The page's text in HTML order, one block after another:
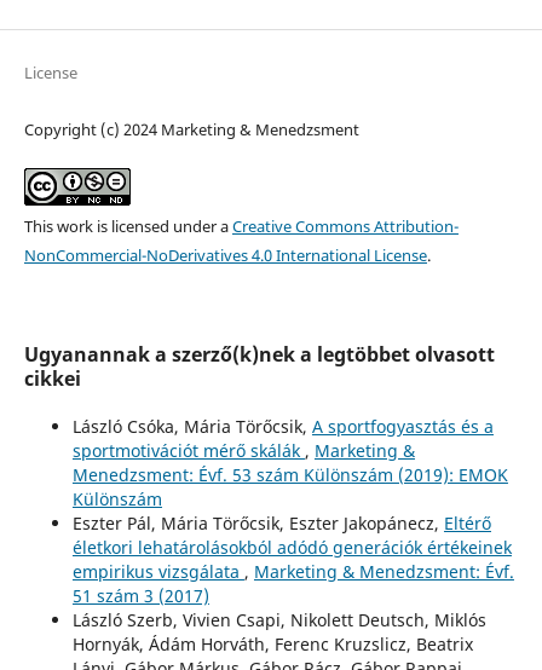
License
Copyright (c) 2024 Marketing & Menedzsment
This work is licensed under aCreative Commons Attribution-
NonCommercial-NoDerivatives 4.0 International License.
Ugyanannak a szerző(k)nek a legtöbbet olvasott
cikkei
László Csóka, Mária Törőcsik, A sportfogyasztás és a
sportmotivációt mérő skálák , Marketing &
Menedzsment: Évf. 53 szám Különszám (2019): EMOK
Különszám
Eszter Pál, Mária Törőcsik, Eszter Jakopánecz, Eltérő
életkori lehatárolásokból adódó generációk értékeinek
empirikus vizsgálata , Marketing & Menedzsment: Évf.
51 szám 3 (2017)
László Szerb, Vivien Csapi, Nikolett Deutsch, Miklós
Hornyák, Ádám Horváth, Ferenc Kruzslicz, Beatrix